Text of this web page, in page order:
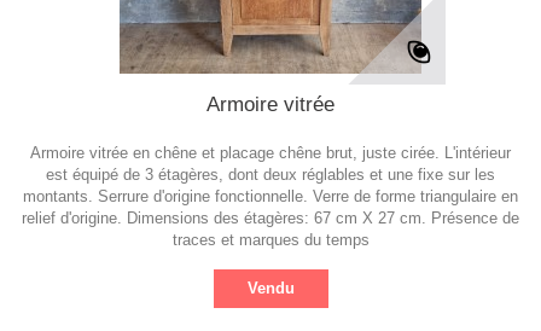
Armoire vitrée
Armoire vitrée en chêne et placage chêne brut, juste cirée. L'intérieur
est équipé de 3 étagères, dont deux réglables et une fixe sur les
montants. Serrure d'origine fonctionnelle. Verre de forme triangulaire en
relief d'origine. Dimensions des étagères: 67 cm X 27 cm. Présence de
traces et marques du temps
Vendu